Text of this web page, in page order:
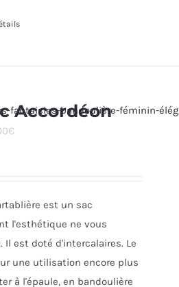
Accordéon
€
est un sac
l'esthétique ne vous
Il est doté d'intercalaires. Le
une utilisation encore plus
à l'épaule, en bandoulière